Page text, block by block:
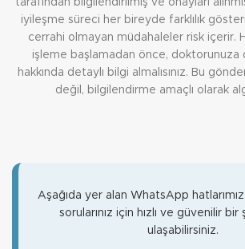
tarafından bilgilendirilmiş ve onayları
iyileşme süreci her bireyde farklılık
cerrahi olmayan müdahaleler risk içerir.
işleme başlamadan önce, doktorunuza
hakkında detaylı bilgi almalısınız. Bu
değil, bilgilendirme amaçlı olarak
Aşağıda yer alan WhatsApp
sorularınız için hızlı ve güvenilir
ulaşabilirsiniz.